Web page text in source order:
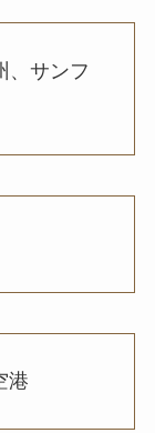
、サンフ
港